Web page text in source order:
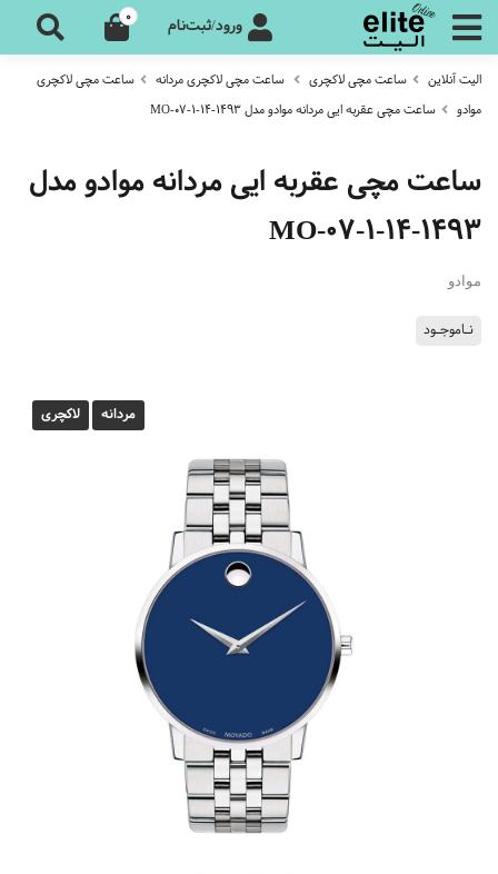
ورود/ثبت‌نام 0
الیت آنلاین ساعت مچی لاکچری ساعت مچی لاکچری مردانه
ساعت مچی لاکچری
موادو
ساعت مچی عقربه ایی مردانه موادو مدل MO-07-1-14-1493
ساعت مچی عقربه ایی مردانه موادو مدل
MO-07-1-14-1493
موادو
نـاموجـود
مردانه لاکچری